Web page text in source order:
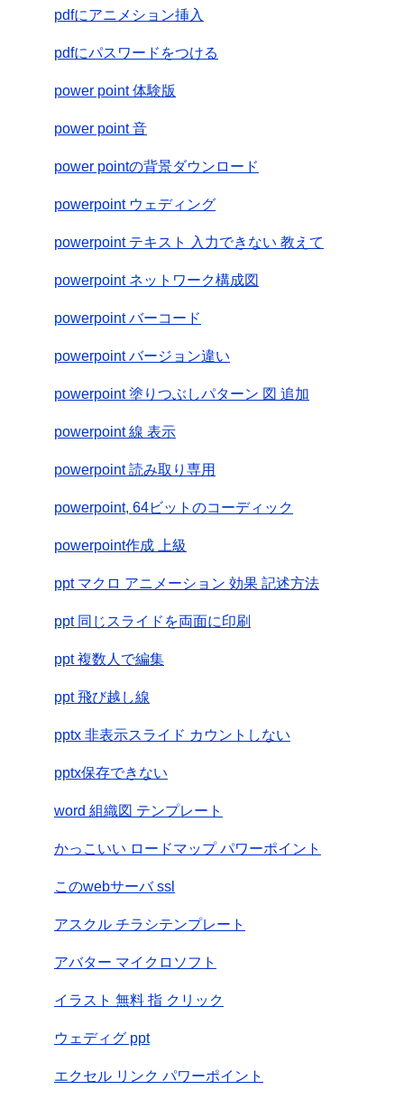
pdfにアニメション挿入
pdfにパスワードをつける
power point 体験版
power point 音
power pointの背景ダウンロード
powerpoint ウェディング
powerpoint テキスト 入力できない 教えて
powerpoint ネットワーク構成図
powerpoint バーコード
powerpoint バージョン違い
powerpoint 塗りつぶしパターン 図 追加
powerpoint 線 表示
powerpoint 読み取り専用
powerpoint, 64ビットのコーディック
powerpoint作成 上級
ppt マクロ アニメーション 効果 記述方法
ppt 同じスライドを両面に印刷
ppt 複数人で編集
ppt 飛び越し線
pptx 非表示スライド カウントしない
pptx保存できない
word 組織図 テンプレート
かっこいい ロードマップ パワーポイント
このwebサーバ ssl
アスクル チラシテンプレート
アバター マイクロソフト
イラスト 無料 指 クリック
ウェディグ ppt
エクセル リンク パワーポイント